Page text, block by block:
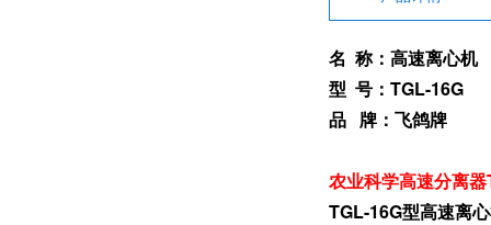
名 称：高速离心机
型 号：TGL-16G
品 牌：飞鸽牌
农业科学高速分离
TGL-16G型高速离